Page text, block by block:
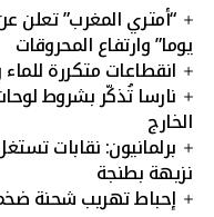
يوما” وارتفاع المحروقات
انقطاعات متكررة
نارسا تُذكّر بشروط
الخارج
برلمانيون: نقابات
نزيهة بطنجة
إحباط تهريب شحنة